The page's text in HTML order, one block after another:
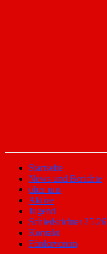
Startseite
News und Berichte
über uns
Aktive
Jugend
Schiedsrichter 25-26
Kontakt
Förderverein